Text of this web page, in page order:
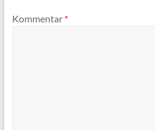
Kommentar *